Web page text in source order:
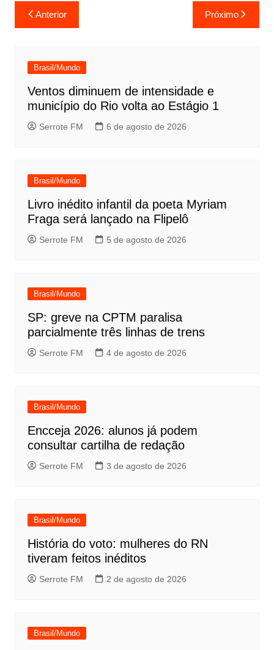
Navegação
de
Anterior Próximo
Brasil/Mundo
Ventos diminuem de intensidade e
município do Rio volta ao Estágio 1
Serrote FM 6 de agosto de 2026
Brasil/Mundo
Livro inédito infantil da poeta Myriam
Fraga será lançado na Flipelô
Serrote FM 5 de agosto de 2026
Brasil/Mundo
SP: greve na CPTM paralisa
parcialmente três linhas de trens
Serrote FM 4 de agosto de 2026
Brasil/Mundo
Encceja 2026: alunos já podem
consultar cartilha de redação
Serrote FM 3 de agosto de 2026
Brasil/Mundo
História do voto: mulheres do RN
tiveram feitos inéditos
Serrote FM 2 de agosto de 2026
Brasil/Mundo